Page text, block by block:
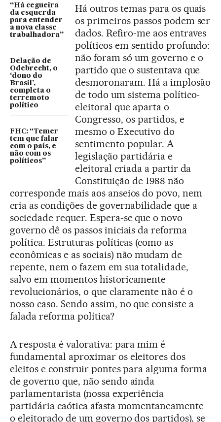
“Há cegueira
da esquerda
para entender
a nova classe
trabalhadora”
Delação de
Odebrecht, o
‘dono do
Brasil’,
completa o
terremoto
político
FHC: “Temer
tem que falar
com o país, e
não com os
políticos”
Há outros temas para os quais
os primeiros passos podem ser
dados. Refiro-me aos entraves
políticos em sentido profundo:
não foram só um governo e o
partido que o sustentava que
desmoronaram. Há a implosão
de todo um sistema político-
eleitoral que aparta o
Congresso, os partidos, e
mesmo o Executivo do
sentimento popular. A
legislação partidária e
eleitoral criada a partir da
Constituição de 1988 não
corresponde mais aos anseios do povo, nem
cria as condições de governabilidade que a
sociedade requer. Espera-se que o novo
governo dê os passos iniciais da reforma
política. Estruturas políticas (como as
econômicas e as sociais) não mudam de
repente, nem o fazem em sua totalidade,
salvo em momentos historicamente
revolucionários, o que claramente não é o
nosso caso. Sendo assim, no que consiste a
falada reforma política?
A resposta é valorativa: para mim é
fundamental aproximar os eleitores dos
eleitos e construir pontes para alguma forma
de governo que, não sendo ainda
parlamentarista (nossa experiência
partidária caótica afasta momentaneamente
o eleitorado de um governo dos partidos), se